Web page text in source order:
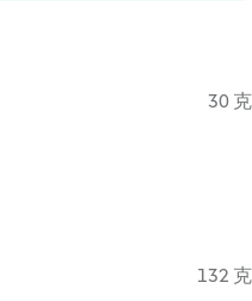
30 克
132 克